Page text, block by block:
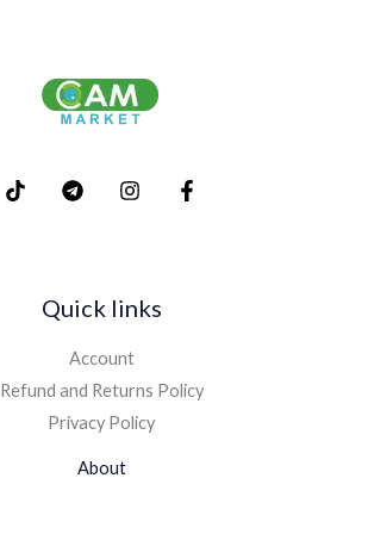
Quick links
Account
Refund and Returns Policy
Privacy Policy
About